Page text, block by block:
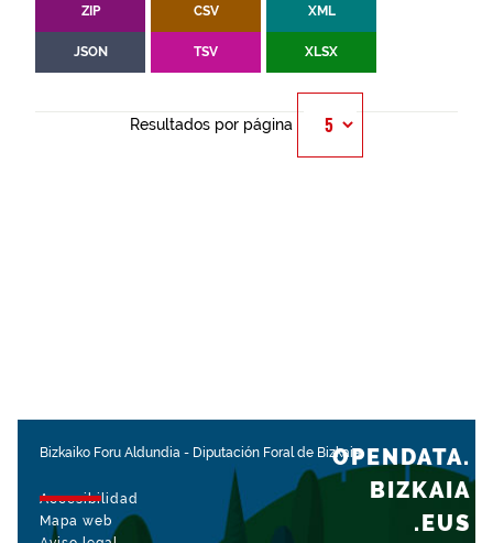
ZIP CSV XML
JSON TSV XLSX
Resultados por página
Bizkaiko Foru Aldundia - Diputación Foral de Bizkaia
Accesibilidad
Mapa web
OPENDATA.
BIZKAIA
.EUS